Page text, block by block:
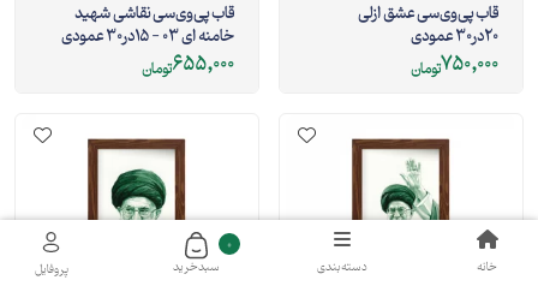
قاب پی‌وی‌سی عشق ازلی
20در30 عمودی
750,000تومان
قاب پی‌وی‌سی نقاشی شهید
خامنه ای 03 - 15در30 عمودی
655,000تومان
خانه دسته‌بندی
0
سبد‌خرید پروفایل